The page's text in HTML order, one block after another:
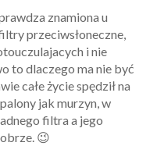
znamiona u
przeciwsłoneczne,
i nie
to dlaczego ma nie być
całe życie spędził na
jak murzyn, w
filtra a jego
😉